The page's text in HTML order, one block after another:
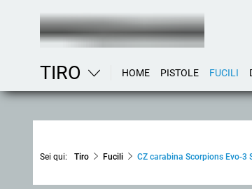
TIRO HOME PISTOLE FUCILI
Sei qui: Tiro Fucili CZ carabina Scorpions Evo-3